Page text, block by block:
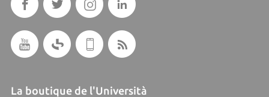
La boutique de l'Università